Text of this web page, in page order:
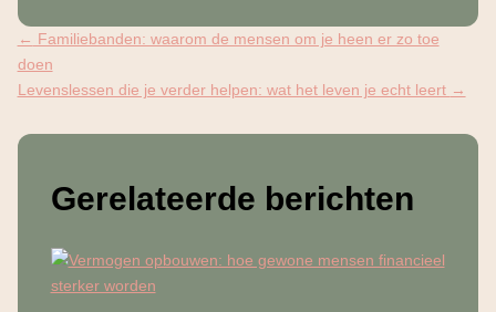
← Familiebanden: waarom de mensen om je heen er zo toe
doen
Levenslessen die je verder helpen: wat het leven je echt leert →
Gerelateerde berichten